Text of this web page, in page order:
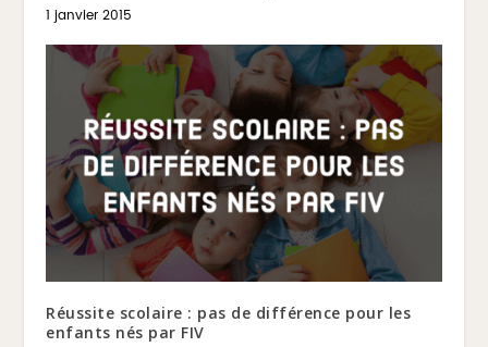
1 janvier 2015
Réussite scolaire : pas de différence pour les
enfants nés par FIV